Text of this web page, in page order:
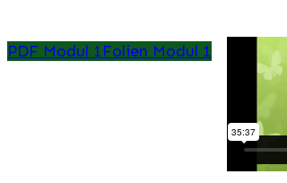
PDF Modul 1Folien Modul 1